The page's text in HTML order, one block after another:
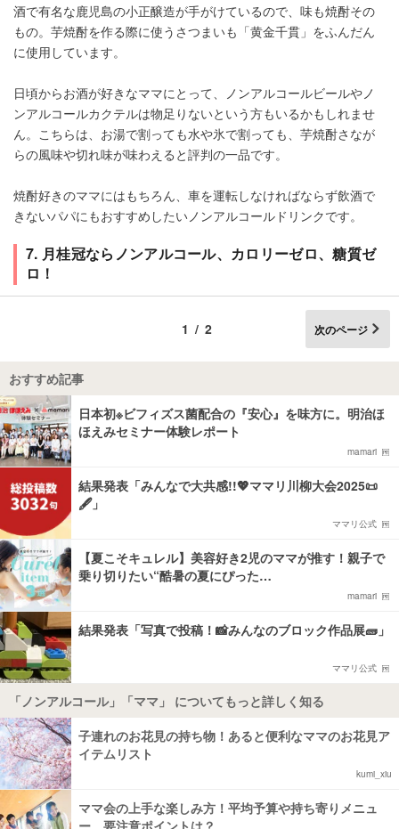
酒で有名な鹿児島の小正醸造が手がけているので、味も焼酎その
もの。芋焼酎を作る際に使うさつまいも「黄金千貫」をふんだん
に使用しています。
日頃からお酒が好きなママにとって、ノンアルコールビールやノ
ンアルコールカクテルは物足りないという方もいるかもしれませ
ん。こちらは、お湯で割っても水や氷で割っても、芋焼酎さなが
らの風味や切れ味が味わえると評判の一品です。
焼酎好きのママにはもちろん、車を運転しなければならず飲酒で
きないパパにもおすすめしたいノンアルコールドリンクです。
7. 月桂冠ならノンアルコール、カロリーゼロ、糖質ゼ
ロ！
1/2 次のページ
おすすめ記事
日本初※ビフィズス菌配合の『安心』を味方に。明治ほ
ほえみセミナー体験レポート
mamari
結果発表「みんなで大共感!!💖ママリ川柳大会2025📜
🖋️」
ママリ公式
【夏こそキュレル】美容好き2児のママが推す！親子で
乗り切りたい“酷暑の夏にぴった…
mamari
結果発表「写真で投稿！📸みんなのブロック作品展🧱」
ママリ公式
「ノンアルコール」「ママ」 についてもっと詳しく知る
子連れのお花見の持ち物！あると便利なママのお花見ア
イテムリスト
kumi_xiu
ママ会の上手な楽しみ方！平均予算や持ち寄りメニュ
ー、要注意ポイントは？